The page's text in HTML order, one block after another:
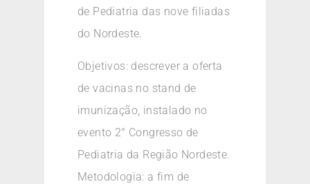
de Pediatria das nove filiadas
do Nordeste.
Objetivos: descrever a oferta
de vacinas no stand de
imunização, instalado no
evento 2° Congresso de
Pediatria da Região Nordeste.
Metodologia: a fim de